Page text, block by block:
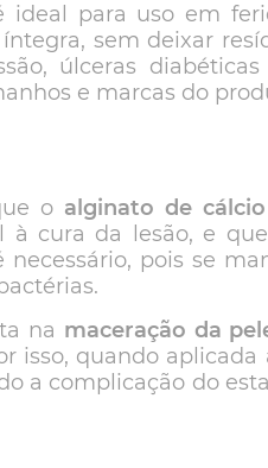
ideal para uso em
sem deixar
úlceras
e marcas do
o alginato de cálcio
à cura da lesão, e
pois se
na maceração da
isso, quando
a complicação do